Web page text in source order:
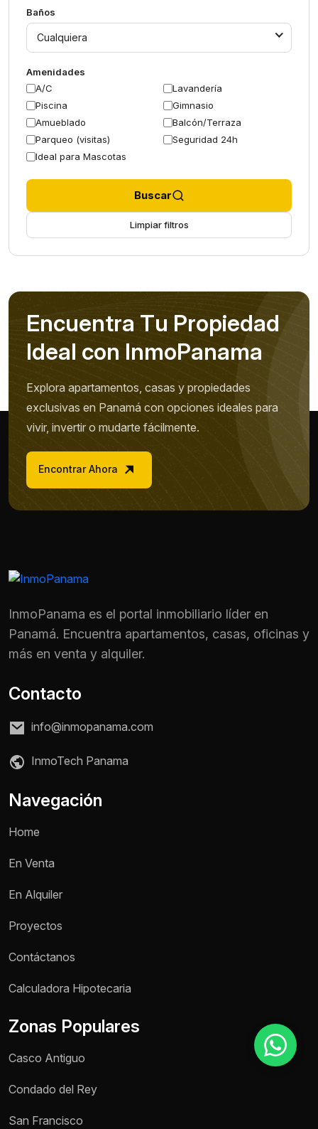
Nombre *
Teléfono / WhatsApp *
Baños
Cualquiera
Amenidades
A/C
Lavandería
Piscina
Gimnasio
Amueblado
Balcón/Terraza
Parqueo (visitas)
Seguridad 24h
Ideal para Mascotas
Buscar
Limpiar filtros
Encuentra Tu Propiedad
Ideal con InmoPanama
Explora apartamentos, casas y propiedades
exclusivas en Panamá con opciones ideales para
vivir, invertir o mudarte fácilmente.
Encontrar Ahora
InmoPanama es el portal inmobiliario líder en
Panamá. Encuentra apartamentos, casas, oficinas y
más en venta y alquiler.
Contacto
info@inmopanama.com
InmoTech Panama
Navegación
Home
En Venta
En Alquiler
Proyectos
Contáctanos
Calculadora Hipotecaria
Zonas Populares
Casco Antiguo
Condado del Rey
San Francisco